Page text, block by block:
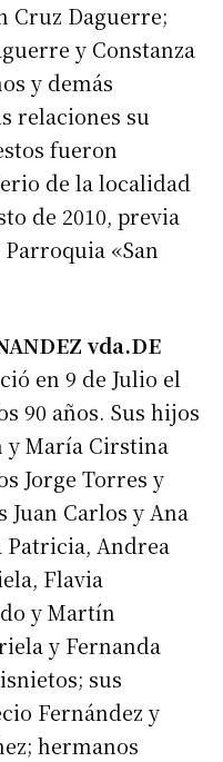
Cruz Daguerre;
y Constanza
y demás
relaciones su
fueron
de la localidad
de 2010, previa
«San
vda.DE
en 9 de Julio el
90 años. Sus hijos
y María Cirstina
Jorge Torres y
Carlos y Ana
Patricia, Andrea
Flavia
y Martín
y Fernanda
sus
Fernández y
hermanos